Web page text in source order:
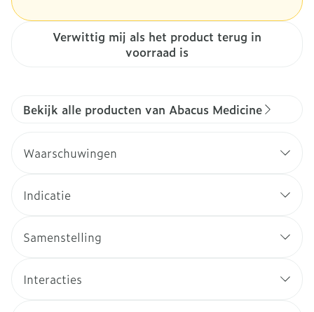
Verwittig mij als het product terug in
voorraad is
Bekijk alle producten van Abacus Medicine
Waarschuwingen
Indicatie
Samenstelling
Interacties